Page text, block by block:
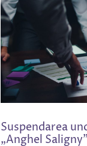
Suspendarea
„Anghel